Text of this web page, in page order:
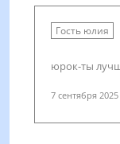
Гость юлия
юрок-ты
7 сентября